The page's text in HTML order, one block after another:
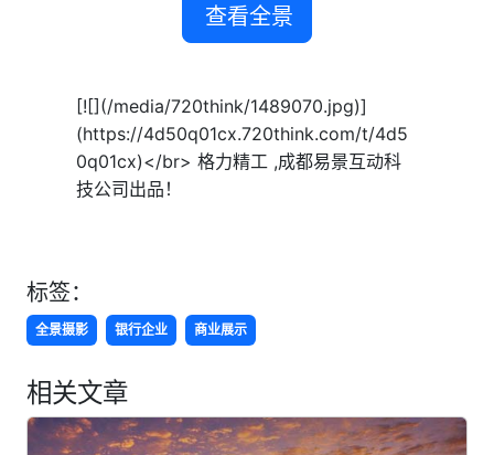
查看全景
[![](/media/720think/1489070.jpg)]
(https://4d50q01cx.720think.com/t/4d5
0q01cx)</br> 格力精工 ,成都易景互动科
技公司出品！
标签：
全景摄影 银行企业 商业展示
相关文章